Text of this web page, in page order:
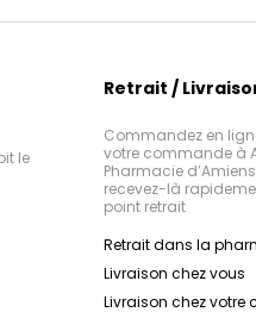
le
Retrait /
Commandez en
votre commande à
Pharmacie
recevez-là
point retrait
Retrait dans la
Livraison chez vous
Livraison chez